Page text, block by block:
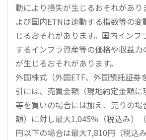
動により損失が生じるおそれがあり
よび国内ETNは連動する指数等の
じるおそれがあります。国内インフ
するインフラ資産等の価格や収益
が生じるおそれがあります。
外国株式（外国ETF、外国預託証券
引には、売買金額（現地約定金額に
等を買いの場合には加え、売りの場
額）に対し最大1.045％（税込み）
円以下の場合は最大7,810円（税込